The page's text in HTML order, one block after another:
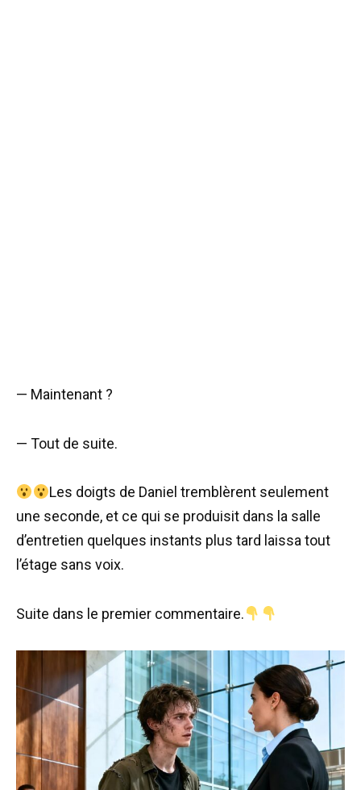
— Maintenant ?
— Tout de suite.
Les doigts de Daniel tremblèrent seulement
une seconde, et ce qui se produisit dans la salle
d’entretien quelques instants plus tard laissa tout
l’étage sans voix.
Suite dans le premier commentaire.